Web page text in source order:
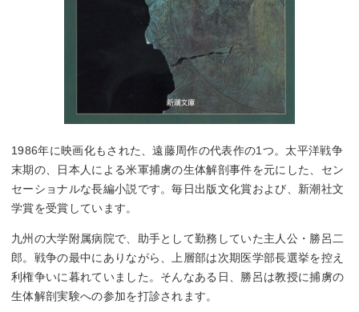
1986年に映画化もされた、遠藤周作の代表作の1つ。太平洋戦争
末期の、日本人による米軍捕虜の生体解剖事件を元にした、セン
セーショナルな長編小説です。毎日出版文化賞および、新潮社文
学賞を受賞しています。
九州の大学附属病院で、助手として勤務していた主人公・勝呂二
郎。戦争の最中にありながら、上層部は次期医学部長選挙を控え
利権争いに暮れていました。そんなある日、勝呂は教授に捕虜の
生体解剖実験への参加を打診されます。